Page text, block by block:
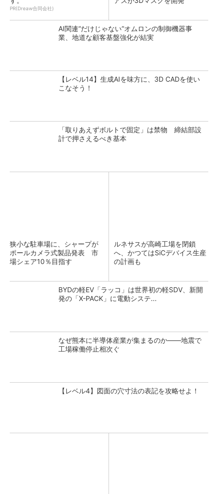
PR(Dreaw合同会社)
AI関連“だけじゃない”オムロンの制御機器事
業、地道な顧客基盤強化が結実
【レベル14】生成AIを味方に、3D CADを使い
こなそう！
「取りあえずボルトで固定」は禁物 締結部設
計で押さえるべき基本
狭小な駐車場に、シャープが
ポールカメラ式製品発表 市
場シェア10％目指す
ルネサスが高崎工場を閉鎖
へ、かつてはSiCデバイス生産
の計画も
BYDの軽EV「ラッコ」は世界初の軽SDV、新開
発の「X-PACK」に電動システ...
なぜ熊本に半導体産業が集まるのか――地震で
工場稼働停止相次ぐ
【レベル4】図面の穴寸法の表記を攻略せよ！